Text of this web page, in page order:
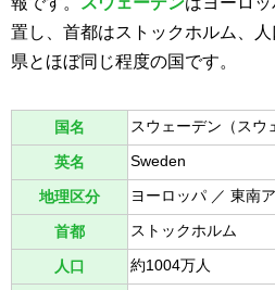
置し、首都はストックホルム、人
県とほぼ同じ程度の国です。
国名 スウェーデン（スウ
英名 Sweden
地理区分 ヨーロッパ ／ 東南
首都 ストックホルム
人口 約1004万人